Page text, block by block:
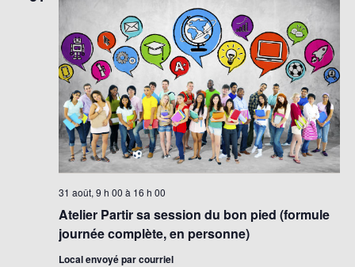
Atelier Partir sa session du bon pied (formule
journée complète, en personne)
31 août, 9 h 00 à 16 h 00
Local envoyé par courriel